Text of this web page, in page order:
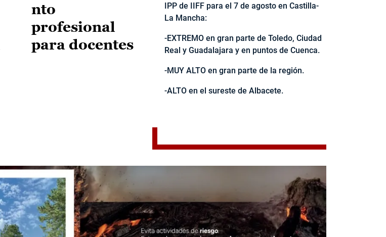
nto
profesional
para docentes
IPP de IIFF para el 7 de agosto en Castilla-
La Mancha:
-EXTREMO en gran parte de Toledo, Ciudad
Real y Guadalajara y en puntos de Cuenca.
-MUY ALTO en gran parte de la región.
-ALTO en el sureste de Albacete.